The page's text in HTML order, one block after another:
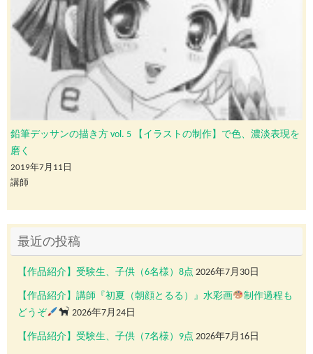
鉛筆デッサンの描き方 vol. 5 【イラストの制作】で色、濃淡表現を
磨く
2019年7月11日
講師
最近の投稿
【作品紹介】受験生、子供（6名様）8点 2026年7月30日
【作品紹介】講師『初夏（朝顔とるる）』水彩画
制作過程も
どうぞ
2026年7月24日
【作品紹介】受験生、子供（7名様）9点 2026年7月16日